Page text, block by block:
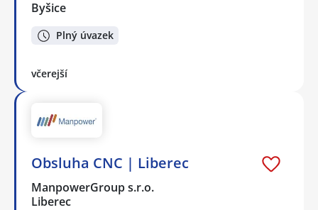
Byšice
Plný úvazek
včerejší
Obsluha CNC | Liberec
ManpowerGroup s.r.o.
Liberec